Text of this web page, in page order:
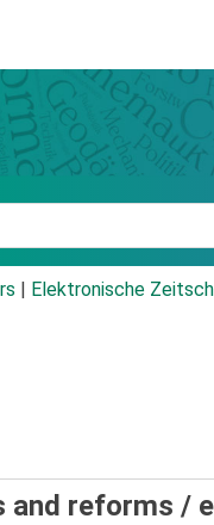
Elektronische
and reforms /